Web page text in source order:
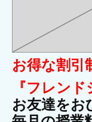
お得な割引
『フレンド
お友達をお